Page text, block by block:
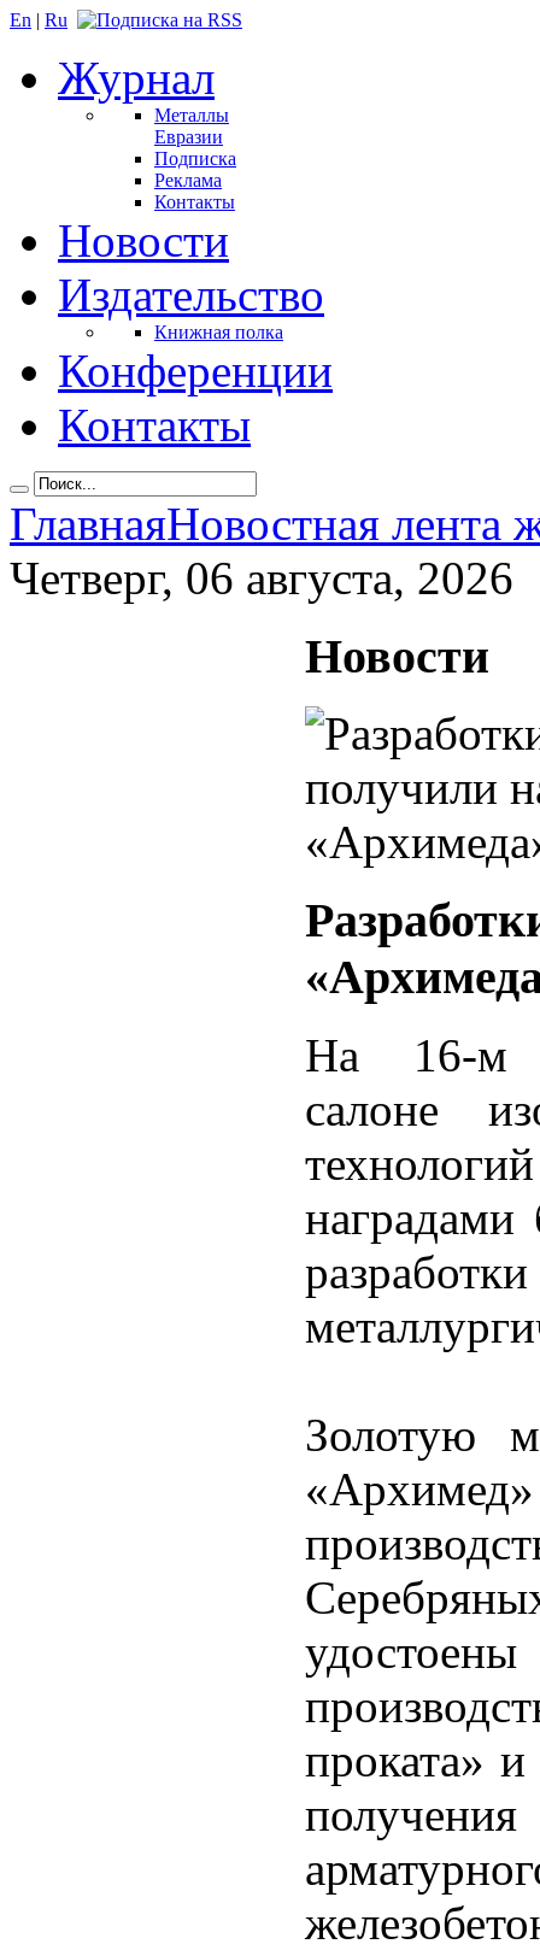
En | Ru
Журнал
Металлы
Евразии
Подписка
Реклама
Контакты
Новости
Издательство
Книжная полка
Конференции
Контакты
ГлавнаяНовостная лента
Четверг, 06 августа, 2026
Новости
На 16-м
салоне
Золотую
проката»